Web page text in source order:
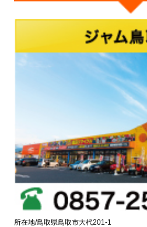
所在地/鳥取県鳥取市大杙201-1